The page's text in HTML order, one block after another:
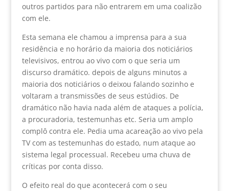
outros partidos para não entrarem em uma coalizão
com ele.
Esta semana ele chamou a imprensa para a sua
residência e no horário da maioria dos noticiários
televisivos, entrou ao vivo com o que seria um
discurso dramático. depois de alguns minutos a
maioria dos noticiários o deixou falando sozinho e
voltaram a transmissões de seus estúdios. De
dramático não havia nada além de ataques a polícia,
a procuradoria, testemunhas etc. Seria um amplo
complô contra ele. Pedia uma acareação ao vivo pela
TV com as testemunhas do estado, num ataque ao
sistema legal processual. Recebeu uma chuva de
críticas por conta disso.
O efeito real do que acontecerá com o seu